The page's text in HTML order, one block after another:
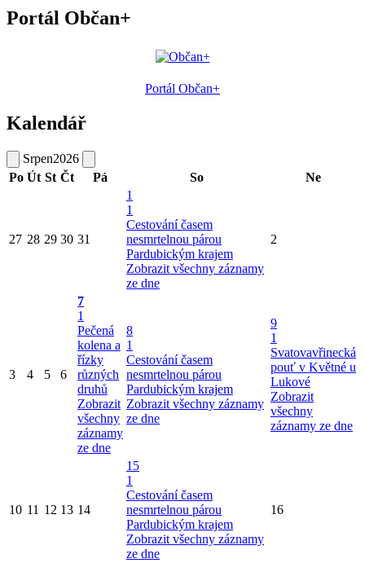
Portál Občan+
Portál Občan+
Kalendář
Srpen2026
Po Út St Čt Pá So Ne
27 28 29 30 31
1
1
Cestování časem
nesmrtelnou párou
Pardubickým krajem
Zobrazit všechny záznamy
ze dne
2
3 4 5 6
7
1
Pečená
kolena a
řízky
různých
druhů
Zobrazit
všechny
záznamy
ze dne
8
1
Cestování časem
nesmrtelnou párou
Pardubickým krajem
Zobrazit všechny záznamy
ze dne
9
1
Svatovavřinecká
pouť v Květné u
Lukové
Zobrazit
všechny
záznamy ze dne
10 11 12 13 14
15
1
Cestování časem
nesmrtelnou párou
Pardubickým krajem
Zobrazit všechny záznamy
ze dne
16